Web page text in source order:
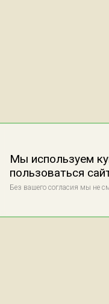
Мы используем
пользоваться
Без вашего согласия мы не